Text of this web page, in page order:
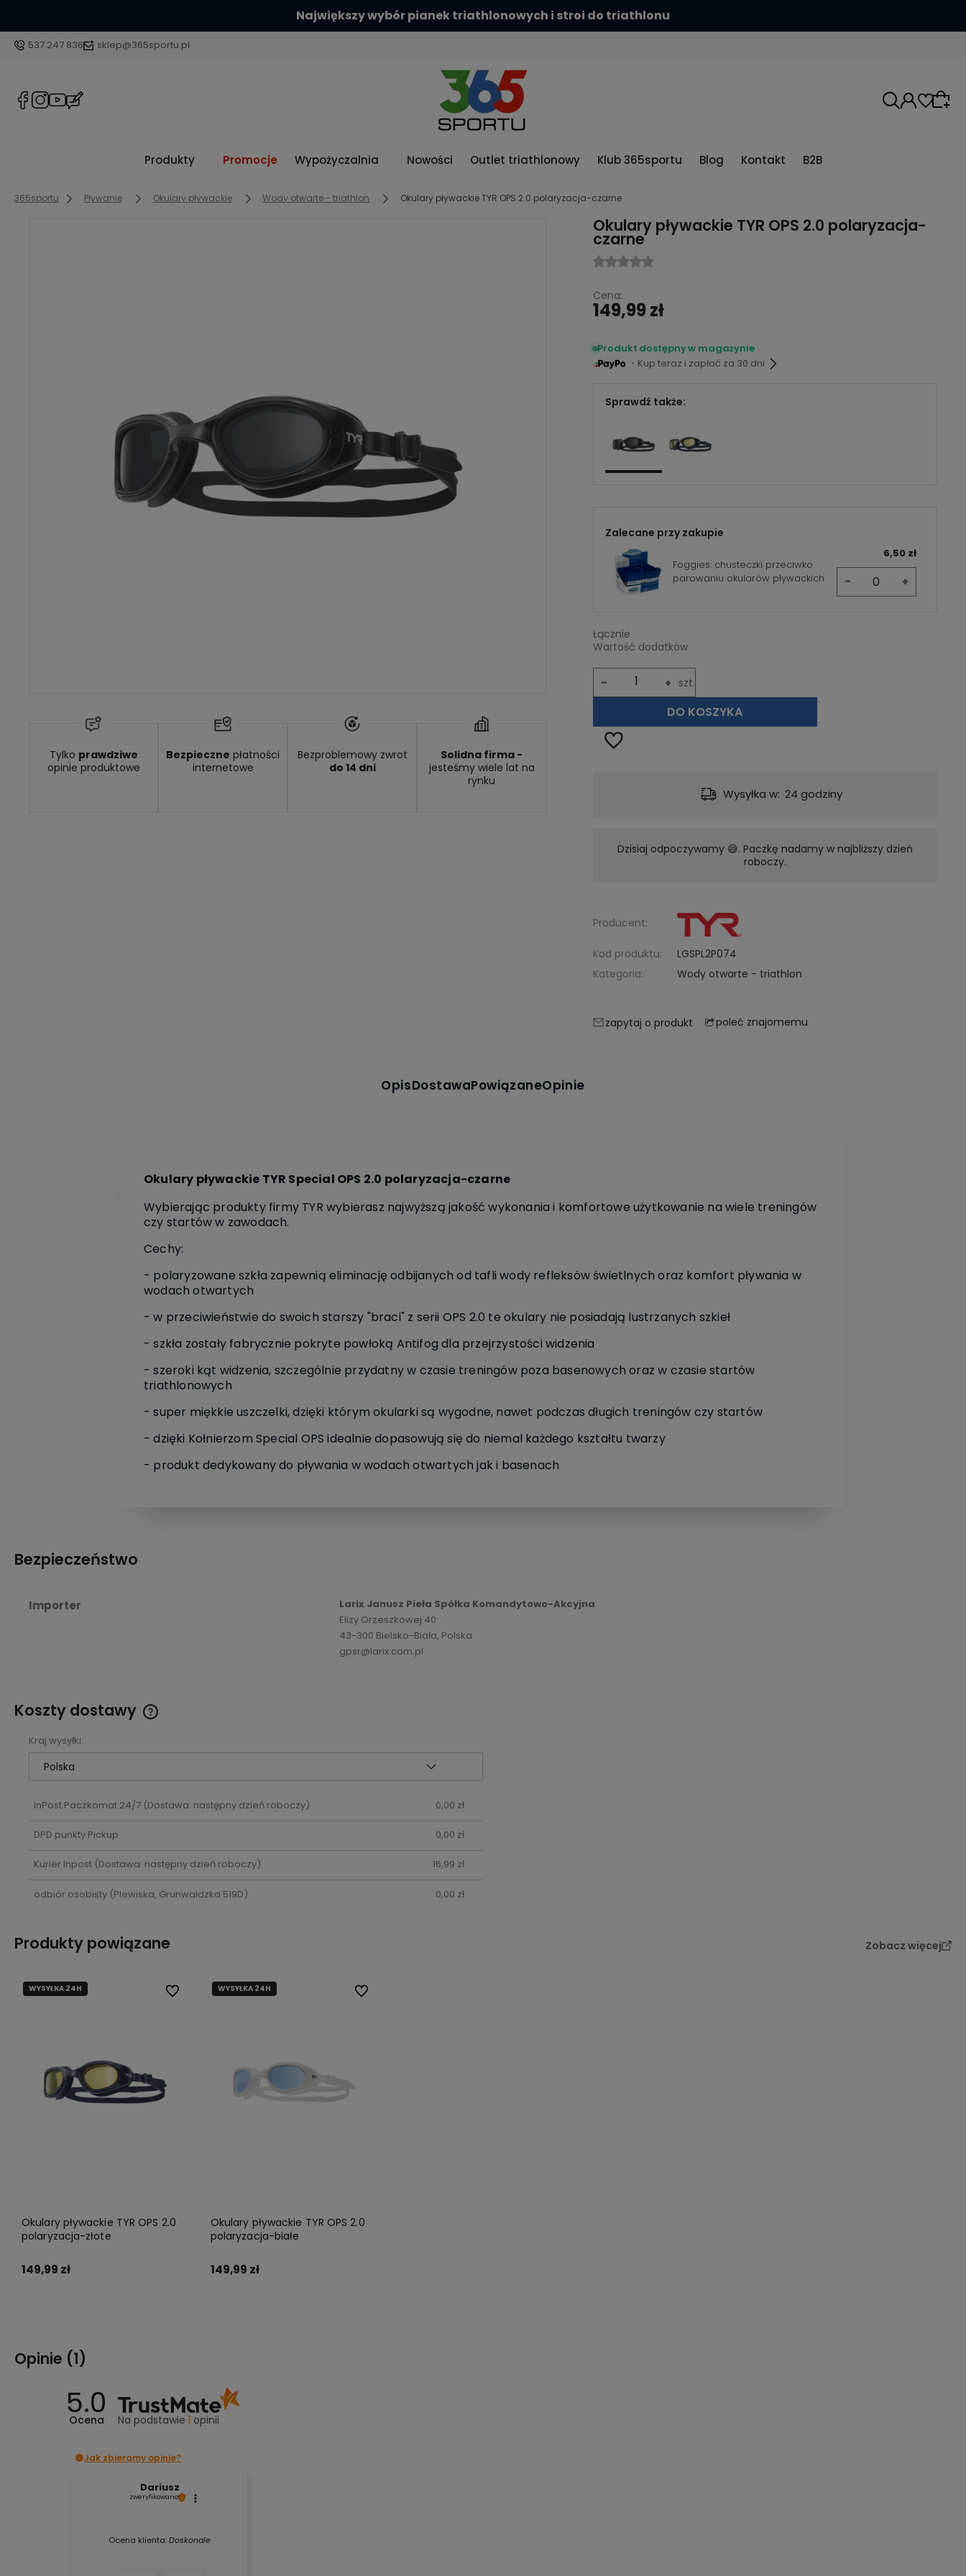
Największy wybór pianek triathlonowych i stroi do triathlonu
537 247 836 sklep@365sportu.pl
Produkty Promocje Wypożyczalnia Nowości Outlet triathlonowy Klub 365sportu Blog Kontakt B2B
365sportu Pływanie Okulary pływackie Wody otwarte - triathlon Okulary pływackie TYR OPS 2.0 polaryzacja-czarne
Tylko prawdziwe
opinie produktowe
Bezpieczne płatności
internetowe
Bezproblemowy zwrot
do 14 dni
Solidna firma -
jesteśmy wiele lat na
rynku
Okulary pływackie TYR OPS 2.0 polaryzacja-
czarne
Cena:
149,99 zł
Produkt dostępny w magazynie
・Kup teraz i zapłać za 30 dni
Sprawdź także:
Zalecane przy zakupie
Foggies: chusteczki przeciwko
parowaniu okularów pływackich
6,50 zł
- +
Łącznie
Wartość dodatków
+
- szt.
DO KOSZYKA
Wysyłka w: 24 godziny
Dzisiaj odpoczywamy 😅. Paczkę nadamy w najbliższy dzień
roboczy.
Producent:
Kod produktu:
LGSPL2P074
Kategoria:
Wody otwarte - triathlon
zapytaj o produkt poleć znajomemu
OpisDostawaPowiązaneOpinie
Okulary pływackie TYR Special OPS 2.0 polaryzacja-czarne
Wybierając produkty firmy TYR wybierasz najwyższą jakość wykonania i komfortowe użytkowanie na wiele treningów
czy startów w zawodach.
Cechy:
- polaryzowane szkła zapewnią eliminację odbijanych od tafli wody refleksów świetlnych oraz komfort pływania w
wodach otwartych
- w przeciwieństwie do swoich starszy "braci" z serii OPS 2.0 te okulary nie posiadają lustrzanych szkieł
- szkła zostały fabrycznie pokryte powłoką Antifog dla przejrzystości widzenia
- szeroki kąt widzenia, szczególnie przydatny w czasie treningów poza basenowych oraz w czasie startów
triathlonowych
- super miękkie uszczelki, dzięki którym okularki są wygodne, nawet podczas długich treningów czy startów
- dzięki Kołnierzom Special OPS idealnie dopasowują się do niemal każdego kształtu twarzy
- produkt dedykowany do pływania w wodach otwartych jak i basenach
Bezpieczeństwo
Importer
Larix Janusz Pieła Spółka Komandytowo-Akcyjna
Elizy Orzeszkowej 40
43-300 Bielsko-Biała, Polska
gpsr@larix.com.pl
Koszty dostawy
Kraj wysyłki:
InPost Paczkomat 24/7(Dostawa: następny dzień roboczy) 0,00 zł
DPD punkty Pickup 0,00 zł
Kurier Inpost(Dostawa: następny dzień roboczy) 16,99 zł
odbiór osobisty(Plewiska, Grunwaldzka 519D) 0,00 zł
Produkty powiązane Zobacz więcej
WYSYŁKA 24H
Okulary pływackie TYR OPS 2.0
polaryzacja-złote
149,99 zł
Do ulubionychWYSYŁKA 24H
Okulary pływackie TYR OPS 2.0
polaryzacja-białe
149,99 zł
Do ulubionych
Opinie (1)
5.0
Ocena Na podstawie 1 opinii
Jak zbieramy opinie?
Dariusz
zweryfikowano
Ocena klienta:Doskonale